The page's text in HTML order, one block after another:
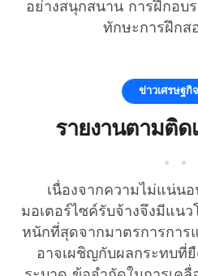
อย่างสนุกสนาน การฝึกอบ
ทักษะการฝึกส
ข่าวเศรษฐกิ
รายงานตามติด
เนื่องจากความไม่แน่นอนของงานกิ๊ก คนขับ
มอเตอร์ไซค์รับจ้างจึงมีแน
หนักที่สุดจากมาตรการการ
อาจเผชิญกับผลกระทบที่